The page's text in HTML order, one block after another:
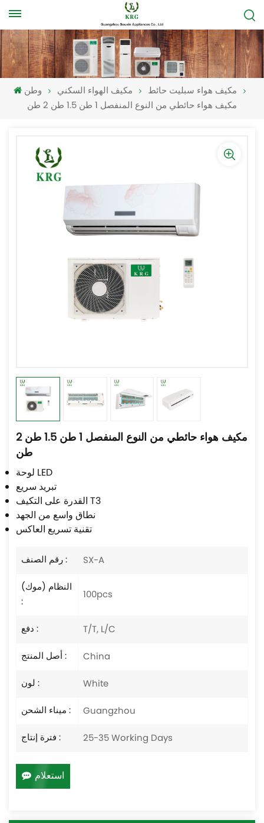
وطن مكيف الهواء السكني
مكيف هواء سبليت حائط
مكيف هواء حائطي من النوع المنفصل 1 طن 1.5 طن 2 طن
مكيف هواء حائطي من النوع المنفصل 1 طن 1.5 طن 2
طن
لوحة LED
تبريد سريع
القدرة على التكيف T3
نطاق واسع من الجهد
تقنية تسريع العاكس
رقم الصنف :
SX-A
النظام (موك)
:
100pcs
دفع :
T/T, L/C
أصل المنتج :
China
لون :
White
ميناء الشحن :
Guangzhou
فترة إنتاج :
25-35 Working Days
استعلام